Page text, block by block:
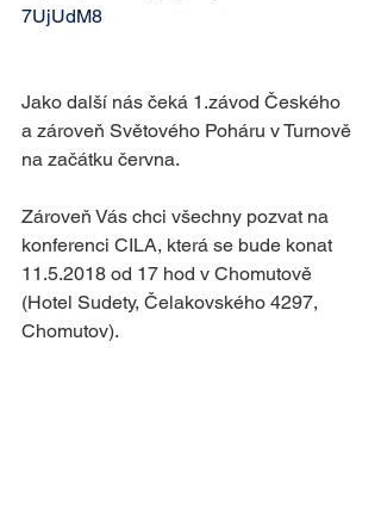
7UjUdM8
Jako další nás čeká 1.závod Českého
a zároveň Světového Poháru v Turnově
na začátku června.
Zároveň Vás chci všechny pozvat na
konferenci CILA, která se bude konat
11.5.2018 od 17 hod v Chomutově
(Hotel Sudety, Čelakovského 4297,
Chomutov).